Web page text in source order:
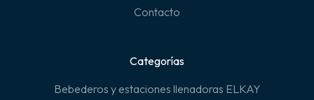
Contacto
Categorías
Bebederos y estaciones llenadoras ELKAY